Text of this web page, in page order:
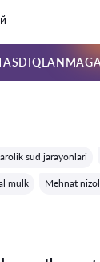
sud jarayonlari
mulk Mehnat